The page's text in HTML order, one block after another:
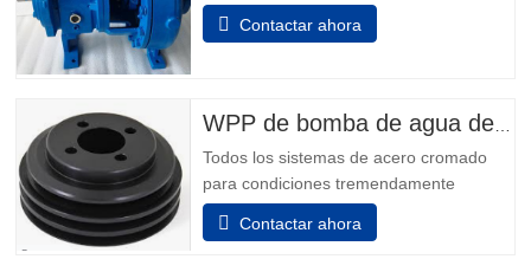
industrias química, petroquímica, pulpa y
papel, metales primarios, alimentos y
que la mejor: el Modelo 3196. Los Power
Ends son el resultado de más de...
Contactar ahora
WPP de bomba de agua del motor
Todos los sistemas de acero cromado
para condiciones tremendamente
corrosivas. todos los elementos que
incluyen el adaptador y la unidad de
Contactar ahora